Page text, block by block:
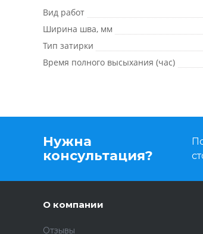
Вид работ
Ширина шва, мм
Тип затирки
Время полного высыхания (час)
Нужна
консультация?
О компании
Отзывы